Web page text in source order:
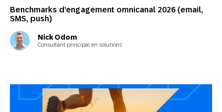
Benchmarks d’engagement omnicanal 2026 (email,
SMS, push)
Nick Odom
Consultant principal en solutions